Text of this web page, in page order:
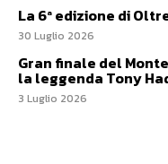
La 6ª edizione di
30 Luglio 2026
Gran finale del
la leggenda Tony
3 Luglio 2026